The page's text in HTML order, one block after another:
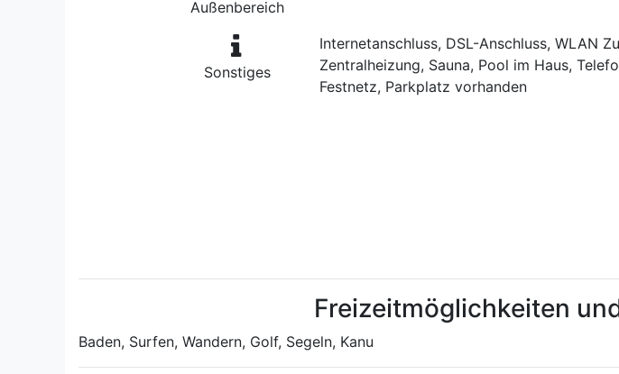
Außenbereich
Sonstiges
Internetanschluss, DSL-Anschluss, WLAN
Zentralheizung, Sauna, Pool im Haus,
Festnetz, Parkplatz vorhanden
Freizeitmöglichkeiten
Baden, Surfen, Wandern, Golf, Segeln, Kanu